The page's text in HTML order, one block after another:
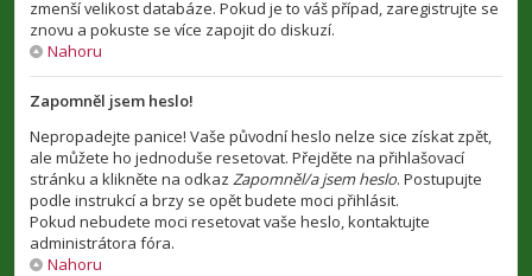
zmenší velikost databáze. Pokud je to váš případ, zaregistrujte se
znovu a pokuste se více zapojit do diskuzí.
Nahoru
Zapomněl jsem heslo!
Nepropadejte panice! Vaše původní heslo nelze sice získat zpět,
ale můžete ho jednoduše resetovat. Přejděte na přihlašovací
stránku a klikněte na odkaz Zapomněl/a jsem heslo. Postupujte
podle instrukcí a brzy se opět budete moci přihlásit.
Pokud nebudete moci resetovat vaše heslo, kontaktujte
administrátora fóra.
Nahoru